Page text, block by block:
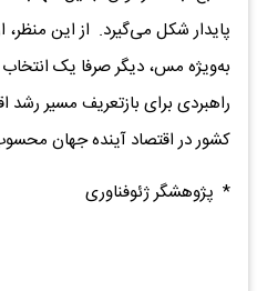
پایدار شکل می‌گیرد. از این منظر،
به‌ویژه مس، دیگر صرفا یک
راهبردی برای بازتعریف مسیر رشد
کشور در اقتصاد آینده جهان
* پژوهشگر ژئوفناوری